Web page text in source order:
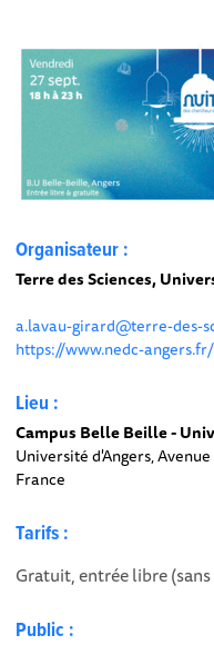
Organisateur :
Terre des Sciences,
a.lavau-girard@terre-des-
https://www.nedc-angers.fr/
Lieu :
Campus Belle Beille -
Université d'Angers,
France
Tarifs :
Gratuit, entrée libre
Public :